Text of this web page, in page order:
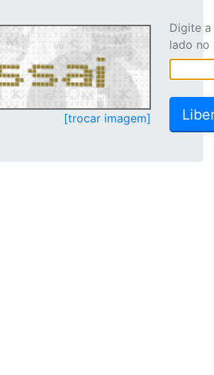
[trocar imagem]
Digite
lado no